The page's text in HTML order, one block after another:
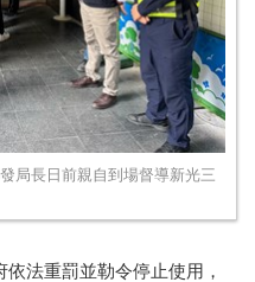
局長日前親自到場督導新光三
法重罰並勒令停止使用，